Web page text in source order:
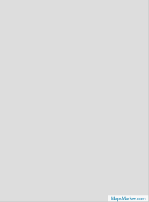
MapsMarker.com